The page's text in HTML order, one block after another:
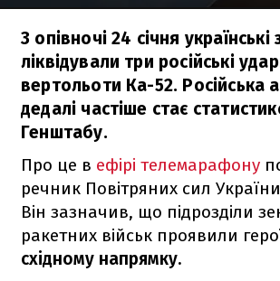
З опівночі 24 січня українські
ліквідували три російські
вертольоти Ка-52. Російська
дедалі частіше стає
Генштабу.
Про це в ефірі телемарафону
речник Повітряних сил
Він зазначив, що підрозділи
ракетних військ проявили
східному напрямку.